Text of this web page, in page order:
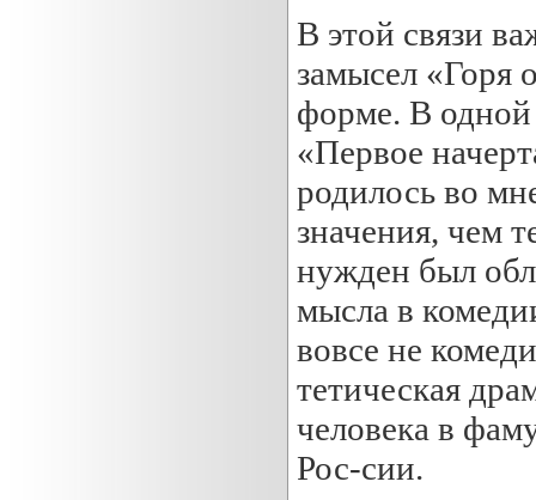
В этой связи
замысел «Горя
форме. В одной
«Первое
родилось во
значения, чем
нужден был
мысла в
вовсе не
тетическая
человека в
Рос-сии.